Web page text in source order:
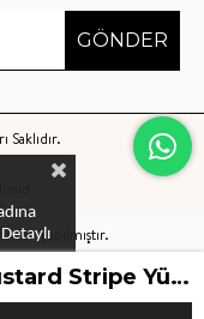
GÖNDER
yapılmıştır.
Detaylı
Sunnylife Sid the Seagull Mustard Stripe Yüzme Yeleği